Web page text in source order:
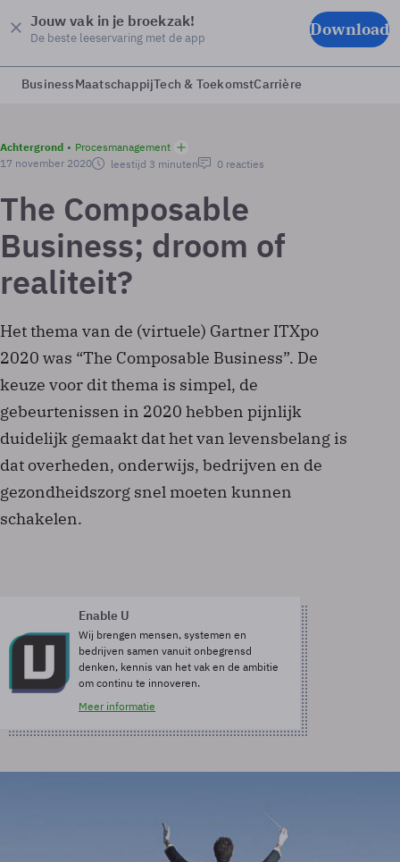
Jouw vak in je broekzak!
De beste leeservaring met de app Download
BusinessMaatschappijTech & ToekomstCarrière
Achtergrond
Procesmanagement
17 november 2020
leestijd 3 minuten 0 reacties
The Composable
Business; droom of
realiteit?
Het thema van de (virtuele) Gartner ITXpo
2020 was “The Composable Business”. De
keuze voor dit thema is simpel, de
gebeurtenissen in 2020 hebben pijnlijk
duidelijk gemaakt dat het van levensbelang is
dat overheden, onderwijs, bedrijven en de
gezondheidszorg snel moeten kunnen
schakelen.
Enable U
Wij brengen mensen, systemen en
bedrijven samen vanuit onbegrensd
denken, kennis van het vak en de ambitie
om continu te innoveren.
Meer informatie